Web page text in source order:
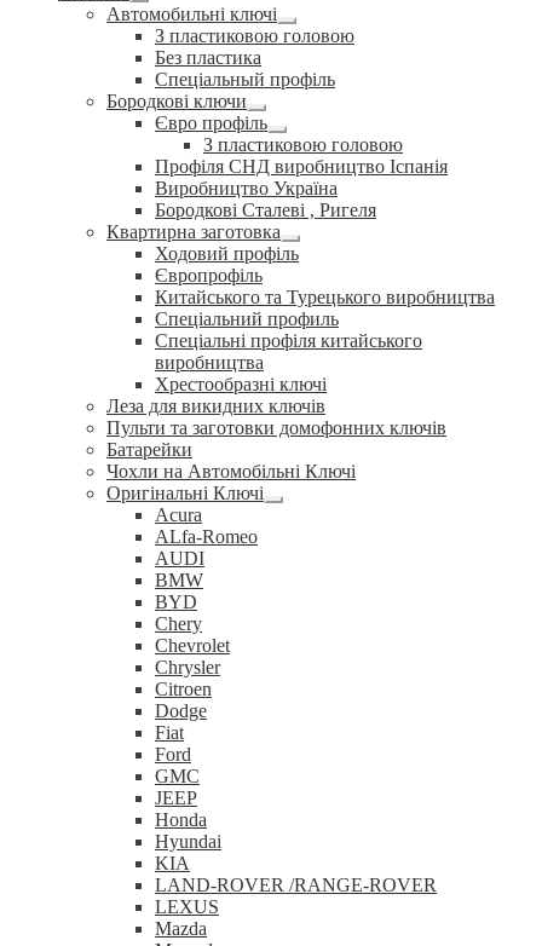
Розгорнуте
вкладене
меню
Автомобильні ключі
Розгорнуте
вкладене
З пластиковою головою
Без пластика
Спеціальный профіль
Бородкові ключи
Розгорнуте
вкладене
меню
Євро профіль
Розгорнуте
вкладене
меню
З пластиковою головою
Профіля СНД виробництво Іспанія
Виробництво Україна
Бородкові Сталеві , Ригеля
Квартирна заготовка
Розгорнуте
вкладене
Ходовий профіль
Європрофіль
Китайського та Турецького виробництва
Спеціальний профиль
Спеціальні профіля китайського
виробництва
Хрестообразні ключі
Леза для викидних ключів
Пульти та заготовки домофонних ключів
Батарейки
Чохли на Автомобільні Ключі
Оригінальні Ключі
Розгорнуте
Acura
ALfa-Romeo
AUDI
BMW
BYD
Chery
Chevrolet
Chrysler
Citroen
Dodge
Fiat
Ford
GMC
JEEP
Honda
Hyundai
KIA
LAND-ROVER /RANGE-ROVER
LEXUS
Mazda